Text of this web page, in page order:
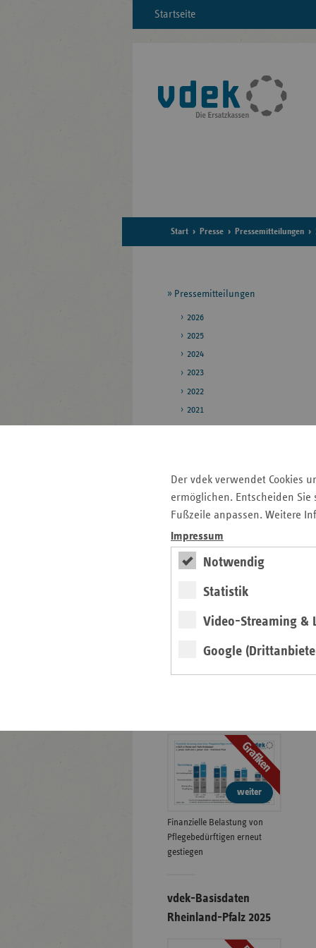
Der vdek verwendet Cookies
ermöglichen. Entscheiden
Fußzeile anpassen. Weitere
Impressum
Notwendig
Statistik
Video-Streaming &
Google
Startseite
Start Presse Pressemitteilungen
Seitennavigation
Pressemitteilungen
2026
2025
2024
2023
2022
2021
Seitenleiste
mit
weiteren
Informationen
Auf einen Blick
Fokus-Themen
Pressemitteilungen
Veranstaltungen
Mitgliedskassen
Eigenanteile in der
Grafiken
weiter
Finanzielle Belastung von
Pflegebedürftigen erneut
gestiegen
vdek-Basisdaten
Rheinland-Pfalz 2025